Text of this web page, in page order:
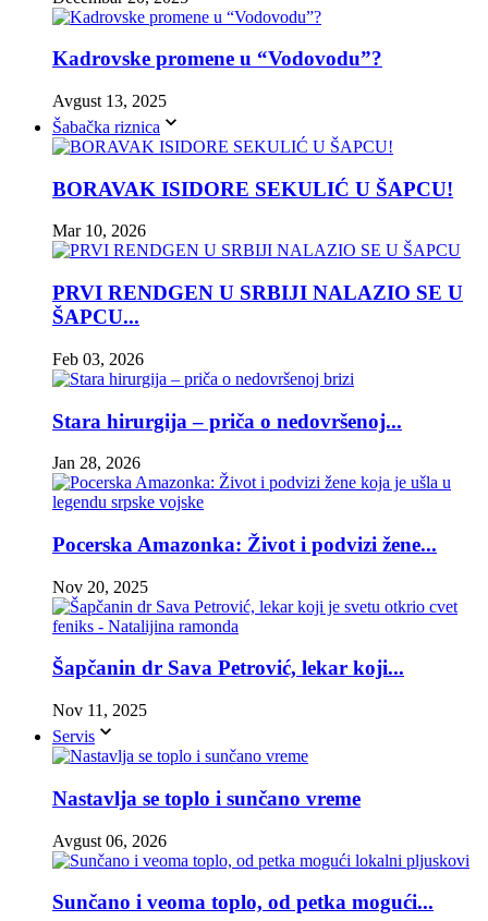
Kadrovske promene u “Vodovodu”?
Avgust 13, 2025
Šabačka riznica
BORAVAK ISIDORE SEKULIĆ U ŠAPCU!
Mar 10, 2026
PRVI RENDGEN U SRBIJI NALAZIO SE U
ŠAPCU...
Feb 03, 2026
Stara hirurgija – priča o nedovršenoj...
Jan 28, 2026
Pocerska Amazonka: Život i podvizi žene...
Nov 20, 2025
Šapčanin dr Sava Petrović, lekar koji...
Nov 11, 2025
Servis
Nastavlja se toplo i sunčano vreme
Avgust 06, 2026
Sunčano i veoma toplo, od petka mogući...